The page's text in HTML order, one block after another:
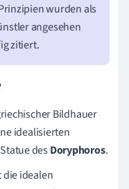
wurden als
angesehen
zitiert.
Bildhauer
idealisierten
desDoryphoros.
idealen